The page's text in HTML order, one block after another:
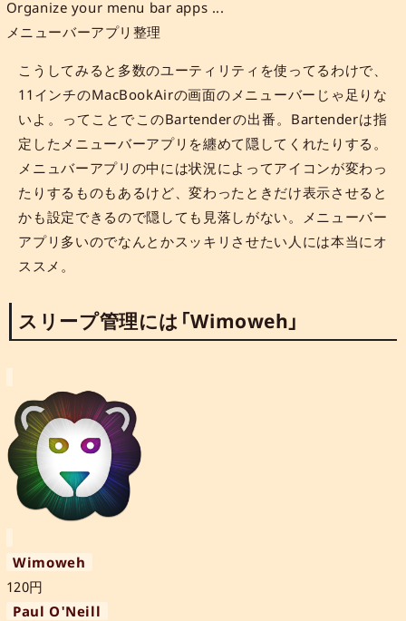
Organize your menu bar apps ...
メニューバーアプリ整理
こうしてみると多数のユーティリティを使ってるわけで、
11インチのMacBookAirの画面のメニューバーじゃ足りな
いよ。ってことでこのBartenderの出番。Bartenderは指
定したメニューバーアプリを纏めて隠してくれたりする。
メニュバーアプリの中には状況によってアイコンが変わっ
たりするものもあるけど、変わったときだけ表示させると
かも設定できるので隠しても見落しがない。メニューバー
アプリ多いのでなんとかスッキリさせたい人には本当にオ
ススメ。
スリープ管理には「Wimoweh」
Wimoweh
120円
Paul O'Neill